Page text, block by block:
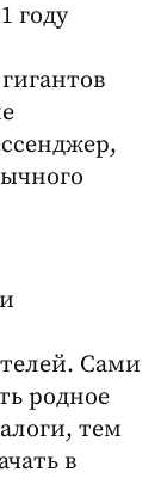
году
Сами
родное
тем
в